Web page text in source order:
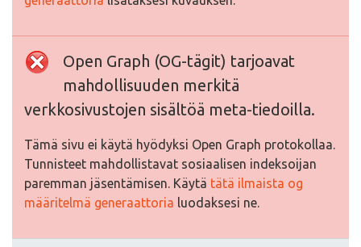
Open Graph (OG-tägit) tarjoavat
mahdollisuuden merkitä
verkkosivustojen sisältöä meta-tiedoilla.
Tämä sivu ei käytä hyödyksi Open Graph protokollaa.
Tunnisteet mahdollistavat sosiaalisen indeksoijan
paremman jäsentämisen. Käytä tätä ilmaista og
määritelmä generaattoria luodaksesi ne.